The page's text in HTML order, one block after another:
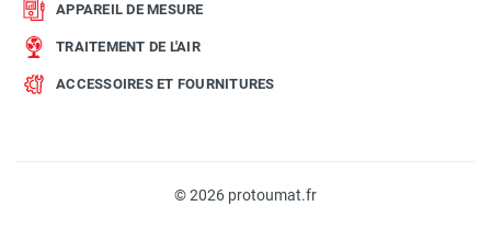
APPAREIL DE MESURE
TRAITEMENT DE L'AIR
ACCESSOIRES ET FOURNITURES
© 2026 protoumat.fr